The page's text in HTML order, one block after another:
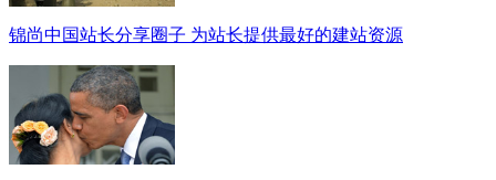
锦尚中国站长分享圈子 为站长提供最好的建站资源